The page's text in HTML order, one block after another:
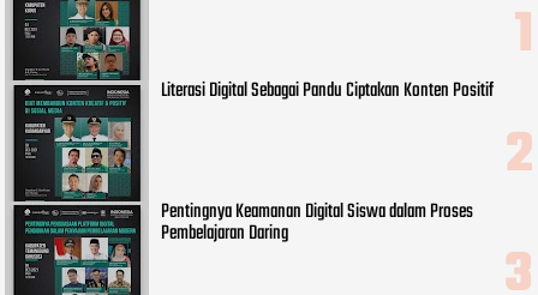
Literasi Digital Sebagai Pandu Ciptakan Konten Positif
Pentingnya Keamanan Digital Siswa dalam Proses
Pembelajaran Daring